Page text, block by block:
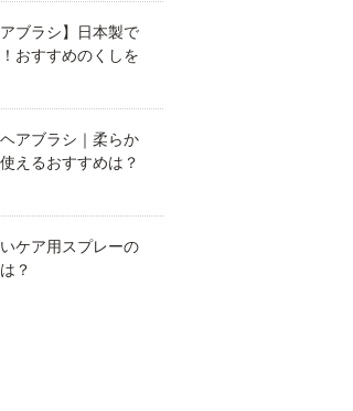
アブラシ】日本製で
おすすめのくしを
アブラシ｜柔らか
えるおすすめは？
ケア用スプレーの
？